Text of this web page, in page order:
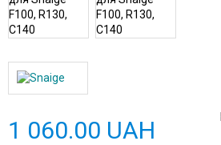
1 060.00 UAH